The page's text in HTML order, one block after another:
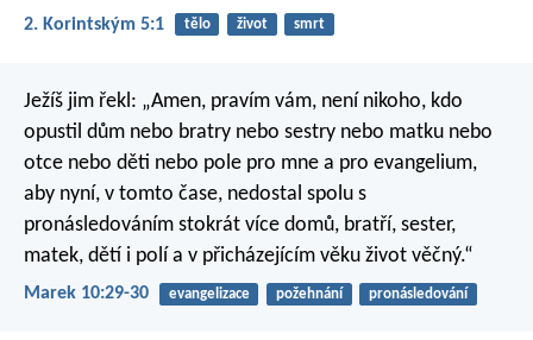
2. Korintským 5:1 tělo život smrt
Ježíš jim řekl: „Amen, pravím vám, není nikoho, kdo
opustil dům nebo bratry nebo sestry nebo matku nebo
otce nebo děti nebo pole pro mne a pro evangelium,
aby nyní, v tomto čase, nedostal spolu s
pronásledováním stokrát více domů, bratří, sester,
matek, dětí i polí a v přicházejícím věku život věčný.“
Marek 10:29-30 evangelizace požehnání pronásledování